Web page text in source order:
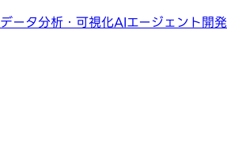
データ分析・可視化AIエージェント開発